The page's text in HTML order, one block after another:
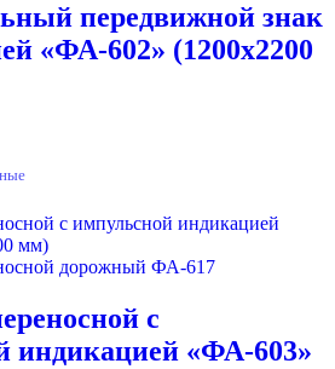
передвижной знак
«ФА-602» (1200х2200
с
индикацией «ФА-603»